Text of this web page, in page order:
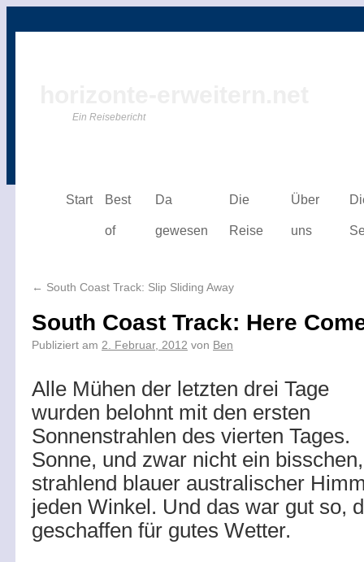
Ein Reisebericht
Start Best
of
Da
gewesen
Die
Reise
Über
uns
← South Coast Track: Slip Sliding Away
South Coast Track: Here
Publiziert am 2. Februar, 2012 von Ben
Alle Mühen der letzten drei Tage
wurden belohnt mit den ersten
Sonnenstrahlen des vierten Tages.
Sonne, und zwar nicht ein
strahlend blauer australischer
jeden Winkel. Und das war gut so,
geschaffen für gutes Wetter.